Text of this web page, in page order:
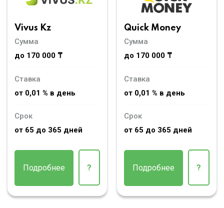
Vivus Kz
Сумма
до 170 000 ₸
Ставка
от 0,01 % в день
Срок
от 65 до 365 дней
Подробнее ?
Quick Money
Сумма
до 170 000 ₸
Ставка
от 0,01 % в день
Срок
от 65 до 365 дней
Подробнее ?